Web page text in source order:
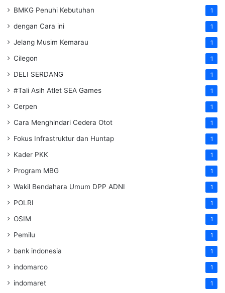
BMKG Penuhi Kebutuhan 1
dengan Cara ini 1
Jelang Musim Kemarau 1
Cilegon 1
DELI SERDANG 1
#Tali Asih Atlet SEA Games 1
Cerpen 1
Cara Menghindari Cedera Otot 1
Fokus Infrastruktur dan Huntap 1
Kader PKK 1
Program MBG 1
Wakil Bendahara Umum DPP ADNI 1
POLRI 1
OSIM 1
Pemilu 1
bank indonesia 1
indomarco 1
indomaret 1